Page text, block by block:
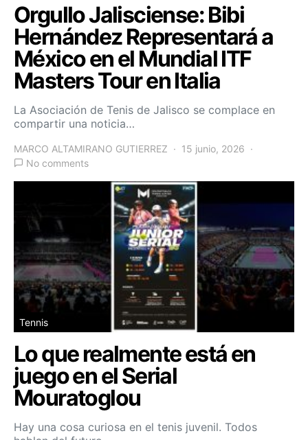
Orgullo Jalisciense: Bibi
Hernández Representará a
México en el Mundial ITF
Masters Tour en Italia
La Asociación de Tenis de Jalisco se complace en
compartir una noticia…
MARCO ALTAMIRANO GUTIERREZ
15 junio, 2026
No comments
Tennis
Lo que realmente está en
juego en el Serial
Mouratoglou
Hay una cosa curiosa en el tenis juvenil. Todos